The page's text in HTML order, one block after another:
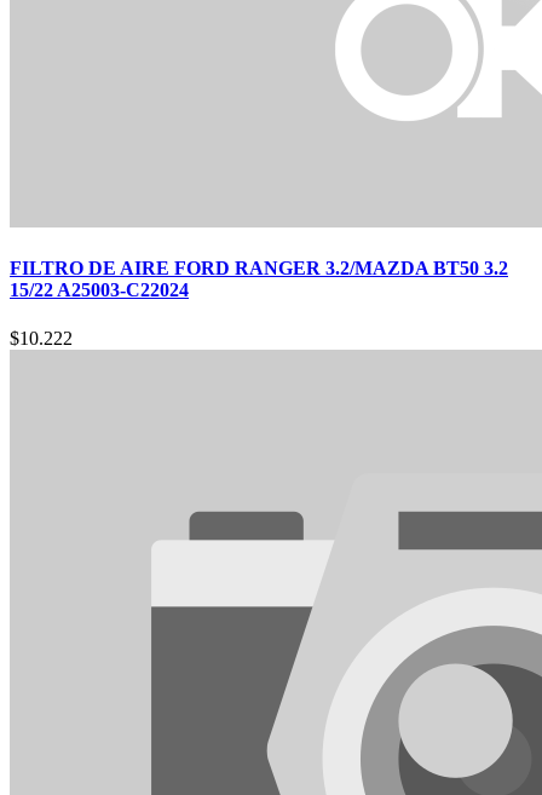
FILTRO DE AIRE FORD RANGER 3.2/MAZDA BT50 3.2
15/22 A25003-C22024
$10.222